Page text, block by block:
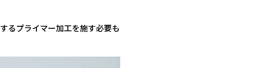
るプライマー加工を施す必要も